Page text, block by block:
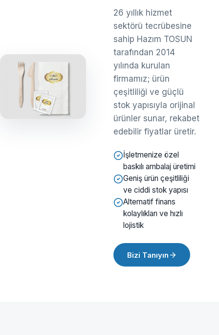
26 yıllık hizmet
sektörü tecrübesine
sahip Hazım TOSUN
tarafından 2014
yılında kurulan
firmamız; ürün
çeşitliliği ve güçlü
stok yapısıyla orijinal
ürünler sunar, rekabet
edebilir fiyatlar üretir.
İşletmenize özel
baskılı ambalaj üretimi
Geniş ürün çeşitliliği
ve ciddi stok yapısı
Alternatif finans
kolaylıkları ve hızlı
lojistik
Bizi Tanıyın